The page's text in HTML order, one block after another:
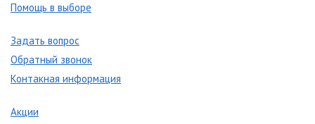
Помощь в выборе
Задать вопрос
Обратный звонок
Контакная информация
Акции